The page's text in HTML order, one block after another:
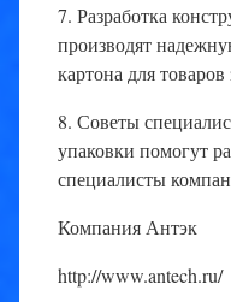
7. Разработка
производят
картона для товаров
8. Советы
упаковки помогут
специалисты
Компания Антэк
http://www.antech.ru/